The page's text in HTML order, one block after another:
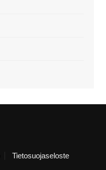
Tietosuojaseloste